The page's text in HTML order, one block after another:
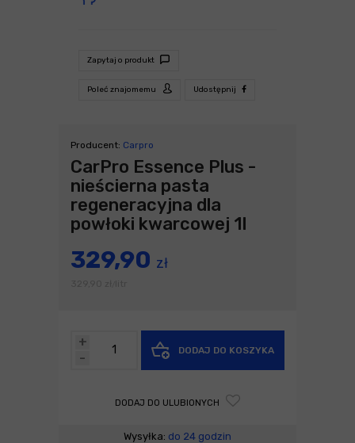
Zapytaj o produkt
Poleć znajomemu Udostępnij
Producent: Carpro
CarPro Essence Plus -
nieścierna pasta
regeneracyjna dla
powłoki kwarcowej 1l
329,90 zł
-
+
DODAJ DO KOSZYKA
DODAJ DO ULUBIONYCH
Wysyłka: do 24 godzin